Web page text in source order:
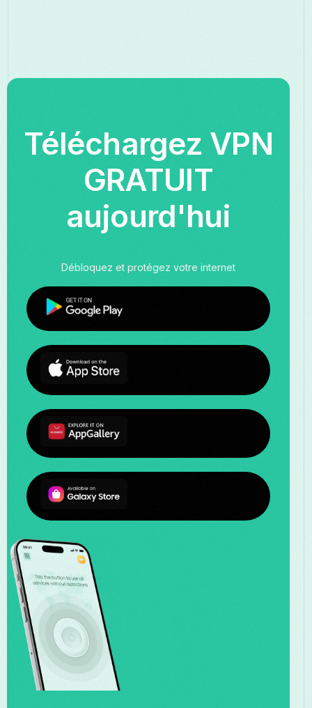
Téléchargez VPN
GRATUIT
aujourd'hui
Débloquez et protégez votre internet